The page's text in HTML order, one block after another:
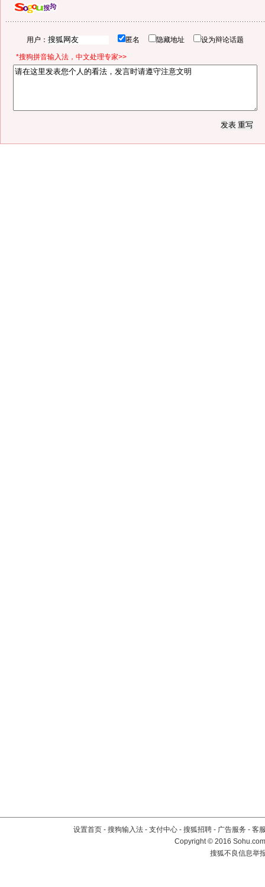
用户： 匿名 隐藏地址 设为辩论话题
*搜狗拼音输入法，中文处理专家>>
设置首页 - 搜狗输入法 - 支付中心 - 搜狐招聘 - 广告服务 - 客
Copyright©2016
搜狐不良信息举